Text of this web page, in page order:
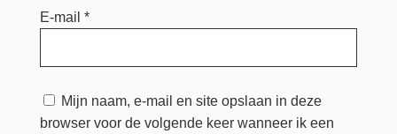
E-mail *
Mijn naam, e-mail en site opslaan in deze
browser voor de volgende keer wanneer ik een